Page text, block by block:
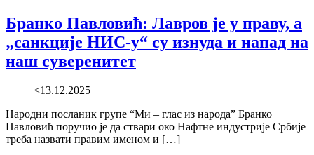
Бранко Павловић: Лавров је у праву, а
„санкције НИС-у“ су изнуда и напад на
наш суверенитет
<13.12.2025
Народни посланик групе “Ми – глас из народа” Бранко
Павловић поручио је да ствари око Нафтне индустрије Србије
треба назвати правим именом и […]